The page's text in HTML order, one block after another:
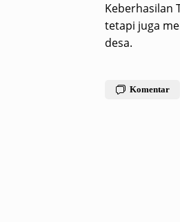
Keberhasilan
tetapi juga
desa.
Komentar